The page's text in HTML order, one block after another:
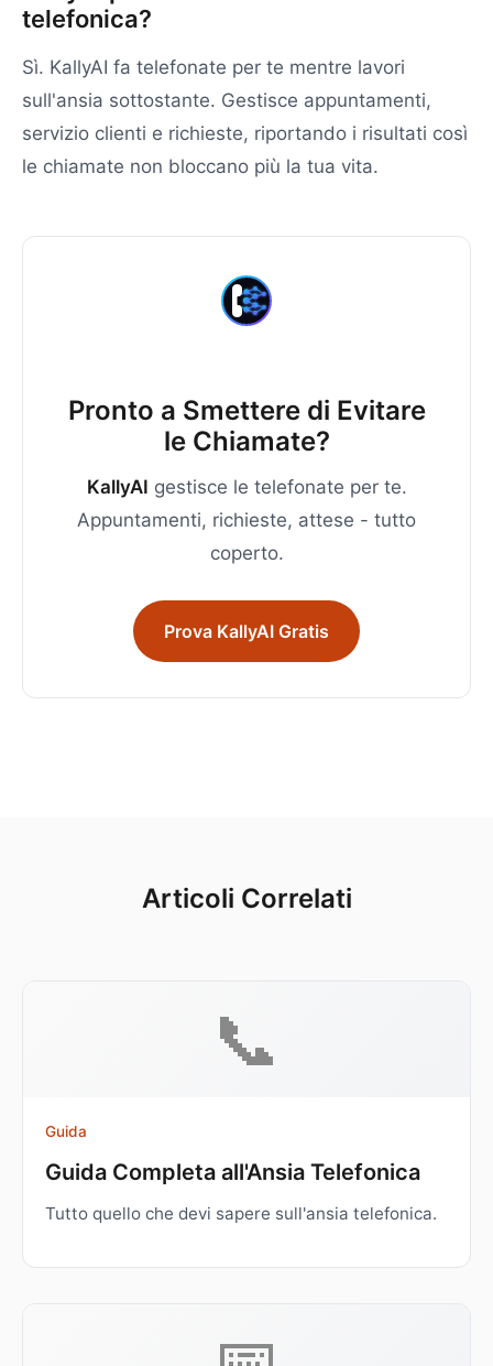
telefonica?
Sì. KallyAI fa telefonate per te mentre lavori
sull'ansia sottostante. Gestisce appuntamenti,
servizio clienti e richieste, riportando i risultati così
le chiamate non bloccano più la tua vita.
Pronto a Smettere di Evitare
le Chiamate?
KallyAI gestisce le telefonate per te.
Appuntamenti, richieste, attese - tutto
coperto.
Prova KallyAI Gratis
Articoli Correlati
📞
Guida
Guida Completa all'Ansia Telefonica
Tutto quello che devi sapere sull'ansia telefonica.